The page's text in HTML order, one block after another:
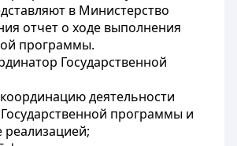
в Министерство
отчет о ходе выполнения
программы.
Государственной
деятельности
программы и
реализацией;